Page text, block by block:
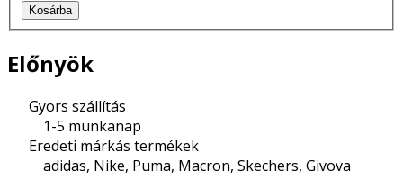
Kosárba
Előnyök
Gyors szállítás
1-5 munkanap
Eredeti márkás termékek
adidas, Nike, Puma, Macron, Skechers, Givova